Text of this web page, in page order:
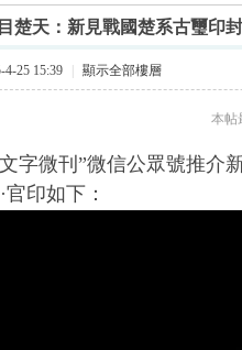
目楚天：新見戰國楚系古璽印
4-25 15:39 顯示全部樓層
本帖
字微刊”微信公眾號推介
官印如下：